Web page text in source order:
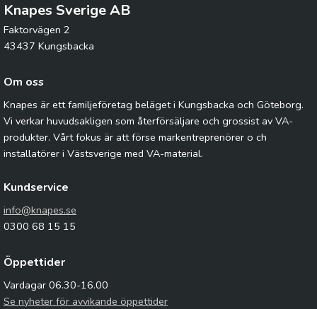
Knapes Sverige AB
Faktorvägen 2
43437 Kungsbacka
Om oss
Knapes är ett familjeföretag beläget i Kungsbacka och Göteborg.
Vi verkar huvudsakligen som återförsäljare och grossist av VA-
produkter. Vårt fokus är att förse markentreprenörer o ch
installatörer i Västsverige med VA-material.
Kundservice
info@knapes.se
0300 68 15 15
Öppettider
Vardagar 06.30-16.00
Se nyheter för avvikande öppettider